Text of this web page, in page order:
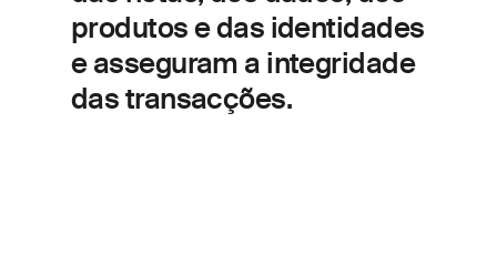
produtos e das identidades
e asseguram a integridade
das transacções.